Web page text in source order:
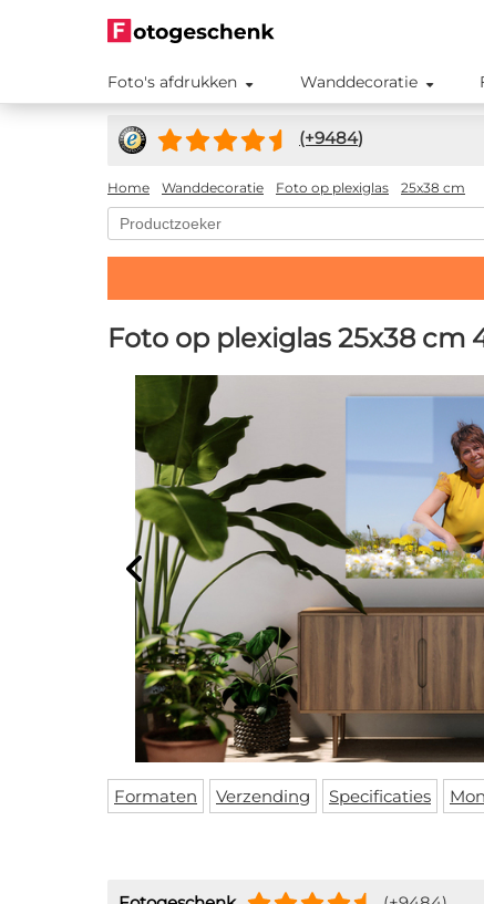
Foto's afdrukken Wanddecoratie
(+9484)
Home Wanddecoratie Foto op plexiglas 25x38 cm
Foto op plexiglas 25x38 cm
Formaten Verzending Specificaties